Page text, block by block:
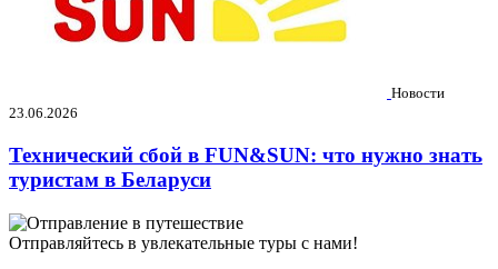
Новости
23.06.2026
Технический сбой в FUN&SUN: что нужно знать
туристам в Беларуси
Отправляйтесь в увлекательные туры с нами!